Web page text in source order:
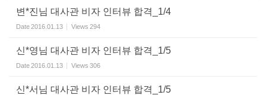
변*진님 대사관 비자 인터뷰 합격_1/4
Date2016.01.13 Views 294
신*영님 대사관 비자 인터뷰 합격_1/5
Date2016.01.13 Views 306
신*서님 대사관 비자 인터뷰 합격_1/5